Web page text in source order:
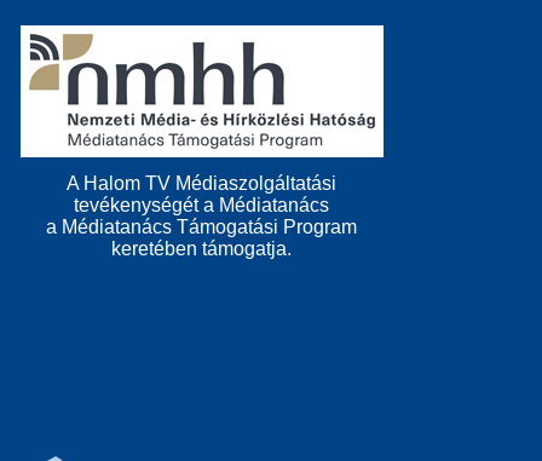
A Halom TV Médiaszolgáltatási
tevékenységét a Médiatanács
a Médiatanács Támogatási Program
keretében támogatja.